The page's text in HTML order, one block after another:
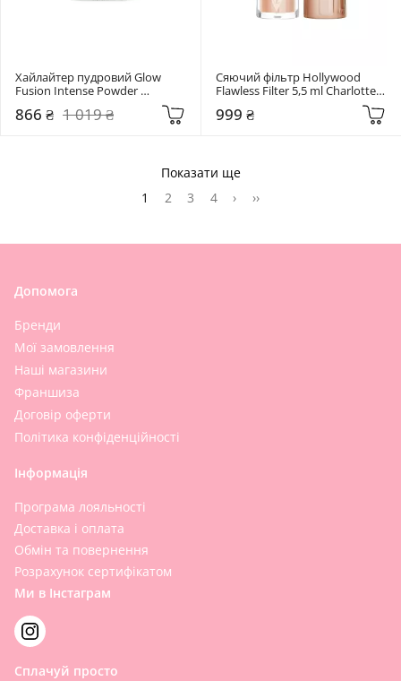
Хайлайтер пудровий Glow
Fusion Intense Powder
Highlighter Kiko Milano 02 Coral
866 ₴ 1 019 ₴
Сяючий фільтр Hollywood
Flawless Filter 5,5 ml Charlotte
999 ₴
Показати ще
1
2 3 4 › ››
Допомога
Бренди
Мої замовлення
Наші магазини
Франшиза
Договір оферти
Політика конфіденційності
Інформація
Програма лояльності
Доставка і оплата
Обмін та повернення
Розрахунок сертифікатом
Ми в Інстаграм
Сплачуй просто